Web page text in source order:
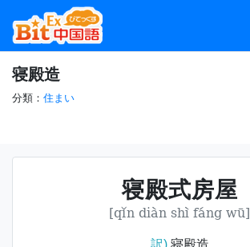
寝殿造
分類： 住まい
寝殿式房屋
[qǐn diàn shì fáng wū]
訳)寝殿造